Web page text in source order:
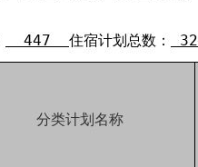
447 住宿计划总数：
分类计划名称